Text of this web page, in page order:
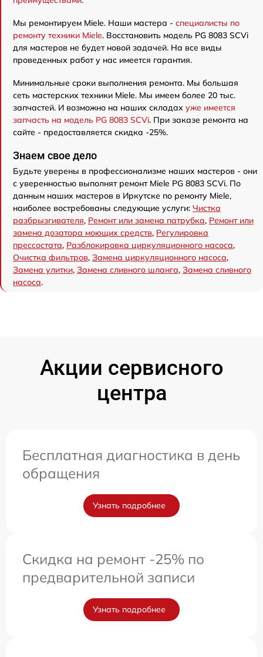
Мы ремонтируем Miele. Наши мастера - специалисты по
ремонту техники Miele. Восстановить модель PG 8083 SCVi
для мастеров не будет новой задачей. На все виды
проведенных работ у нас имеется гарантия.
Минимальные сроки выполнения ремонта. Мы большая
сеть мастерских техники Miele. Мы имеем более 20 тыс.
запчастей. И возможно на наших складах уже имеется
запчасть на модель PG 8083 SCVi. При заказе ремонта на
сайте - предоставляется скидка -25%.
Знаем свое дело
Будьте уверены в профессионализме наших мастеров - они
с уверенностью выполнят ремонт Miele PG 8083 SCVi. По
данным наших мастеров в Иркутске по ремонту Miele,
наиболее востребованы следующие услуги: Чистка
разбрызгивателя, Ремонт или замена патрубка, Ремонт или
замена дозатора моющих средств, Регулировка
прессостата, Разблокировка циркуляционного насоса,
Очистка фильтров, Замена циркуляционного насоса,
Замена улитки, Замена сливного шланга, Замена сливного
насоса.
Акции сервисного
центра
Бесплатная диагностика в день
обращения
Узнать подробнее
Скидка на ремонт -25% по
предварительной записи
Узнать подробнее